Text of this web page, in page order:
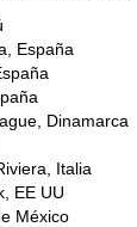
España
Dinamarca
Italia
EE UU
México